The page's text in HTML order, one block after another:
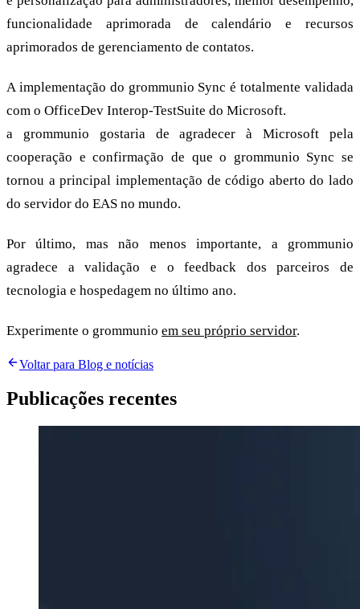
funcionalidade aprimorada de calendário e recursos
aprimorados de gerenciamento de contatos.
A implementação do grommunio Sync é totalmente validada
com o OfficeDev Interop-TestSuite do Microsoft.
a grommunio gostaria de agradecer à Microsoft pela
cooperação e confirmação de que o grommunio Sync se
tornou a principal implementação de código aberto do lado
do servidor do EAS no mundo.
Por último, mas não menos importante, a grommunio
agradece a validação e o feedback dos parceiros de
tecnologia e hospedagem no último ano.
Experimente o grommunio em seu próprio servidor.
Voltar para Blog e notícias
Publicações recentes